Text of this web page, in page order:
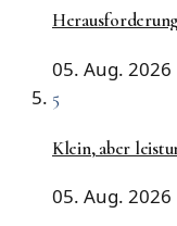
05. Aug. 2026
5
Klein, aber
05. Aug. 2026